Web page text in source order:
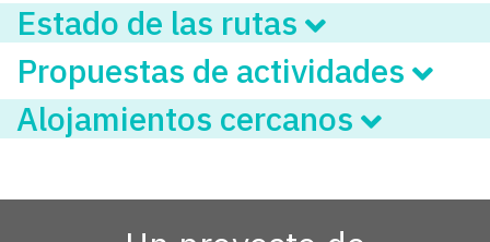
Estado de las rutas
Propuestas de actividades
Alojamientos cercanos